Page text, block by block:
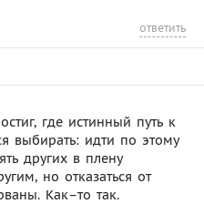
ответить
где истинный путь к
выбирать: идти по этому
других в плену
но отказаться от
Как–то так.